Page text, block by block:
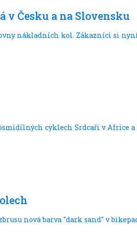
Česku a na Slovensku
nákladních kol. Zákazníci si
cyklech Srdcaři v Africe a
nová barva "dark sand" v